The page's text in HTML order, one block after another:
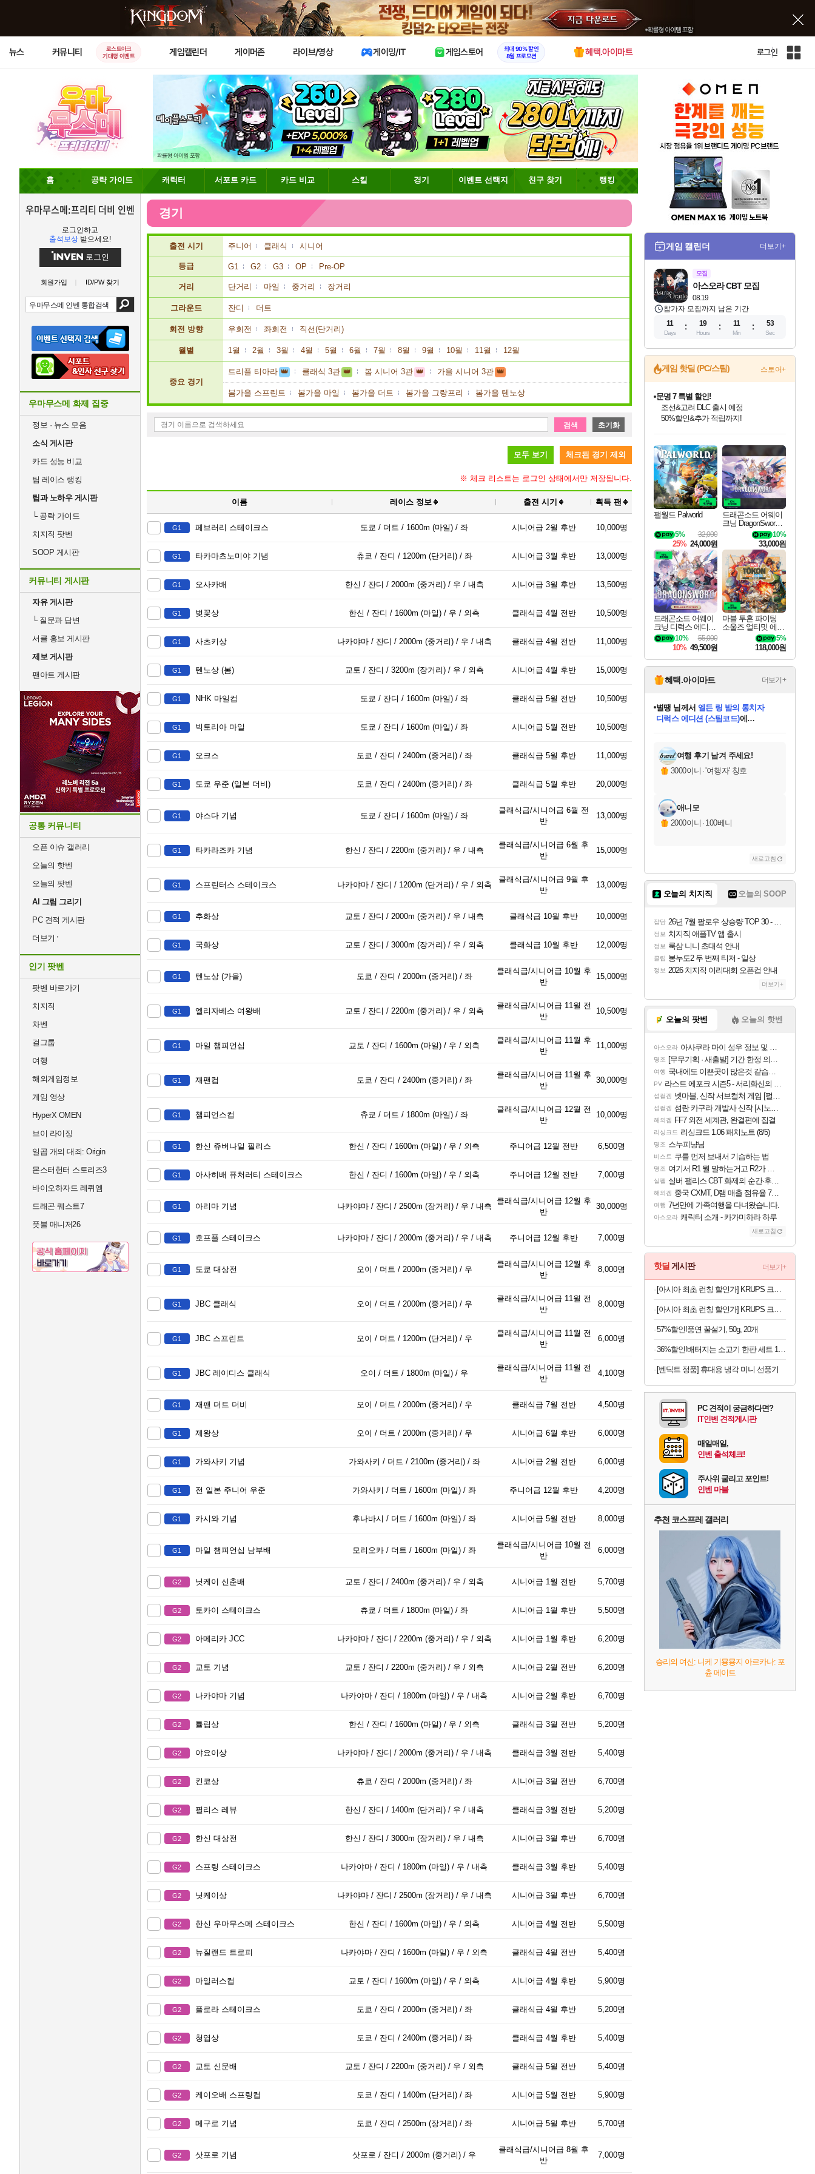
X
뉴스 커뮤니티
로스트아크
기대평 이벤트
게임캘린더 게이머존 라이브/영상 게이밍/IT 게임스토어
최대 90% 할인
8월 프로모션
혜택.아이마트 로그인
인
홈 공략 가이드 캐릭터 서포트 카드 카드 비교 스킬 경기 이벤트 선택지 친구 찾기 랭킹
우마무스메:프리티 더비 인벤
로그인하고
출석보상 받으세요!
로그인
회원가입 ID/PW 찾기
우마무스메 화제 집중
정보 · 뉴스 모음
소식 게시판
카드 성능 비교
팀 레이스 랭킹
팁과 노하우 게시판
└공략 가이드
치지직 팟벤
SOOP 게시판
커뮤니티 게시판
자유 게시판
└질문과 답변
서클 홍보 게시판
제보 게시판
팬아트 게시판
공통 커뮤니티
오픈 이슈 갤러리
오늘의 핫벤
오늘의 팟벤
AI 그림 그리기
PC 견적 게시판
더보기
인기 팟벤
팟벤 바로가기
치지직
차벤
걸그룹
여행
해외게임정보
게임 영상
HyperX OMEN
브이 라이징
일곱 개의 대죄: Origin
몬스터헌터 스토리즈3
바이오하자드 레퀴엠
드래곤 퀘스트7
풋볼 매니저26
경기
출전 시기 주니어 클래식 시니어
등급 G1 G2 G3 OP Pre-OP
거리 단거리 마일 중거리 장거리
그라운드 잔디 더트
회전 방향 우회전 좌회전 직선(단거리)
월별 1월 2월 3월 4월 5월 6월 7월 8월 9월 10월 11월 12월
중요 경기
트리플 티아라 👑 클래식 3관 👑 봄 시니어 3관 👑 가을 시니어 3관 👑
봄가을 스프린트 봄가을 마일 봄가을 더트 봄가을 그랑프리 봄가을 텐노상
검색 초기화
모두 보기 체크된 경기 제외
※ 체크 리스트는 로그인 상태에서만 저장됩니다.
이름 레이스 정보 출전 시기 획득 팬
G1 페브러리 스테이크스 도쿄 / 더트 / 1600m (마일) / 좌 시니어급 2월 후반 10,000명
G1 타카마츠노미야 기념 츄쿄 / 잔디 / 1200m (단거리) / 좌 시니어급 3월 후반 13,000명
G1 오사카배 한신 / 잔디 / 2000m (중거리) / 우 / 내측 시니어급 3월 후반 13,500명
G1 벚꽃상 한신 / 잔디 / 1600m (마일) / 우 / 외측 클래식급 4월 전반 10,500명
G1 사츠키상 나카야마 / 잔디 / 2000m (중거리) / 우 / 내측 클래식급 4월 전반 11,000명
G1 텐노상 (봄) 교토 / 잔디 / 3200m (장거리) / 우 / 외측 시니어급 4월 후반 15,000명
G1 NHK 마일컵 도쿄 / 잔디 / 1600m (마일) / 좌 클래식급 5월 전반 10,500명
G1 빅토리아 마일 도쿄 / 잔디 / 1600m (마일) / 좌 시니어급 5월 전반 10,500명
G1 오크스 도쿄 / 잔디 / 2400m (중거리) / 좌 클래식급 5월 후반 11,000명
G1 도쿄 우준 (일본 더비) 도쿄 / 잔디 / 2400m (중거리) / 좌 클래식급 5월 후반 20,000명
G1 야스다 기념 도쿄 / 잔디 / 1600m (마일) / 좌
클래식급/시니어급 6월 전
반
13,000명
G1 타카라즈카 기념 한신 / 잔디 / 2200m (중거리) / 우 / 내측
클래식급/시니어급 6월 후
반
15,000명
G1 스프린터스 스테이크스 나카야마 / 잔디 / 1200m (단거리) / 우 / 외측
클래식급/시니어급 9월 후
반
13,000명
G1 추화상 교토 / 잔디 / 2000m (중거리) / 우 / 내측 클래식급 10월 후반 10,000명
G1 국화상 교토 / 잔디 / 3000m (장거리) / 우 / 외측 클래식급 10월 후반 12,000명
G1 텐노상 (가을) 도쿄 / 잔디 / 2000m (중거리) / 좌
클래식급/시니어급 10월 후
반
15,000명
G1 엘리자베스 여왕배 교토 / 잔디 / 2200m (중거리) / 우 / 외측
클래식급/시니어급 11월 전
반
10,500명
G1 마일 챔피언십 교토 / 잔디 / 1600m (마일) / 우 / 외측
클래식급/시니어급 11월 후
반
11,000명
G1 재팬컵 도쿄 / 잔디 / 2400m (중거리) / 좌
클래식급/시니어급 11월 후
반
30,000명
G1 챔피언스컵 츄쿄 / 더트 / 1800m (마일) / 좌
클래식급/시니어급 12월 전
반
10,000명
G1 한신 쥬버나일 필리스 한신 / 잔디 / 1600m (마일) / 우 / 외측 주니어급 12월 전반 6,500명
G1 아사히배 퓨처러티 스테이크스 한신 / 잔디 / 1600m (마일) / 우 / 외측 주니어급 12월 전반 7,000명
G1 아리마 기념 나카야마 / 잔디 / 2500m (장거리) / 우 / 내측
클래식급/시니어급 12월 후
반
30,000명
G1 호프풀 스테이크스 나카야마 / 잔디 / 2000m (중거리) / 우 / 내측 주니어급 12월 후반 7,000명
G1 도쿄 대상전 오이 / 더트 / 2000m (중거리) / 우
클래식급/시니어급 12월 후
반
8,000명
G1 JBC 클래식 오이 / 더트 / 2000m (중거리) / 우
클래식급/시니어급 11월 전
반
8,000명
G1 JBC 스프린트 오이 / 더트 / 1200m (단거리) / 우
클래식급/시니어급 11월 전
반
6,000명
G1 JBC 레이디스 클래식 오이 / 더트 / 1800m (마일) / 우
클래식급/시니어급 11월 전
반
4,100명
G1 재팬 더트 더비 오이 / 더트 / 2000m (중거리) / 우 클래식급 7월 전반 4,500명
G1 제왕상 오이 / 더트 / 2000m (중거리) / 우 시니어급 6월 후반 6,000명
G1 가와사키 기념 가와사키 / 더트 / 2100m (중거리) / 좌 시니어급 2월 전반 6,000명
G1 전 일본 주니어 우준 가와사키 / 더트 / 1600m (마일) / 좌 주니어급 12월 후반 4,200명
G1 카시와 기념 후나바시 / 더트 / 1600m (마일) / 좌 시니어급 5월 전반 8,000명
G1 마일 챔피언십 남부배 모리오카 / 더트 / 1600m (마일) / 좌
클래식급/시니어급 10월 전
반
6,000명
G2 닛케이 신춘배 교토 / 잔디 / 2400m (중거리) / 우 / 외측 시니어급 1월 전반 5,700명
G2 토카이 스테이크스 츄쿄 / 더트 / 1800m (마일) / 좌 시니어급 1월 후반 5,500명
G2 아메리카 JCC 나카야마 / 잔디 / 2200m (중거리) / 우 / 외측 시니어급 1월 후반 6,200명
G2 교토 기념 교토 / 잔디 / 2200m (중거리) / 우 / 외측 시니어급 2월 전반 6,200명
G2 나카야마 기념 나카야마 / 잔디 / 1800m (마일) / 우 / 내측 시니어급 2월 후반 6,700명
G2 튤립상 한신 / 잔디 / 1600m (마일) / 우 / 외측 클래식급 3월 전반 5,200명
G2 야요이상 나카야마 / 잔디 / 2000m (중거리) / 우 / 내측 클래식급 3월 전반 5,400명
G2 킨코상 츄쿄 / 잔디 / 2000m (중거리) / 좌 시니어급 3월 전반 6,700명
G2 필리스 레뷰 한신 / 잔디 / 1400m (단거리) / 우 / 내측 클래식급 3월 전반 5,200명
G2 한신 대상전 한신 / 잔디 / 3000m (장거리) / 우 / 내측 시니어급 3월 후반 6,700명
G2 스프링 스테이크스 나카야마 / 잔디 / 1800m (마일) / 우 / 내측 클래식급 3월 후반 5,400명
G2 닛케이상 나카야마 / 잔디 / 2500m (장거리) / 우 / 내측 시니어급 3월 후반 6,700명
G2 한신 우마무스메 스테이크스 한신 / 잔디 / 1600m (마일) / 우 / 외측 시니어급 4월 전반 5,500명
G2 뉴질랜드 트로피 나카야마 / 잔디 / 1600m (마일) / 우 / 외측 클래식급 4월 전반 5,400명
G2 마일러스컵 교토 / 잔디 / 1600m (마일) / 우 / 외측 시니어급 4월 후반 5,900명
G2 플로라 스테이크스 도쿄 / 잔디 / 2000m (중거리) / 좌 클래식급 4월 후반 5,200명
G2 청엽상 도쿄 / 잔디 / 2400m (중거리) / 좌 클래식급 4월 후반 5,400명
G2 교토 신문배 교토 / 잔디 / 2200m (중거리) / 우 / 외측 클래식급 5월 전반 5,400명
G2 케이오배 스프링컵 도쿄 / 잔디 / 1400m (단거리) / 좌 시니어급 5월 전반 5,900명
G2 메구로 기념 도쿄 / 잔디 / 2500m (장거리) / 좌 시니어급 5월 후반 5,700명
G2 삿포로 기념 삿포로 / 잔디 / 2000m (중거리) / 우
클래식급/시니어급 8월 후
반
7,000명
게임 캘린더 더보기+
모집
08.19
아스오라 CBT 모집
참가자 모집까지 남은 기간
11
Days
19
Hours
11
Min
52
Sec
게임 핫딜 (PC/스팀) 스토어+
최대 90% 할인가를 만나보세요!
네이버혜택과 함께 만나보세요!
문명 7 특별 할인!
조선&고려 DLC 출시 예정
마블 투혼 파이팅 소울즈 정식출시!
마블 히어로 총 출동&화려한 격투!
네이버 포인트 혜택까지!
이니&베니 혜택까지!
네이버 혜택가와 함께 예약하세요!
할인&네이버혜택으로 만나보세요!
네이버페이 혜택과 만나보세요!
40주년 프로모션으로 만나보세요!
할인가에 만나보세요!
일부 에디션 상시 할인!
혜택으로 예약 판매 중
편안하게 충전하세요
팰월드 Palworld
32,000
5%
25% 24,000원
드래곤소드 어웨이
크닝 DragonSword A
10%
33,000원
드래곤소드 어웨이
크닝 디럭스 에디션
DragonSword Awake
ning Deluxe Edition
55,000
10%
10% 49,500원
마블 투혼 파이팅
소울즈 얼티밋 에디
션 MARVEL Tokon
Fighting Souls Ultima
5%
118,000원
혜택.아이마트 더보기+
교환.
당첨되셨습니다.
니코 님께서 (본편포함) 데이브 더
다이버 인 더 정글 번들 (스팀코드)
당첨되셨습니다.
당첨되셨습니다.
당첨되셨습니다.
당첨되셨습니다.
당첨되셨습니다.
에디션 (스팀코드) 를 교환.
당첨되셨습니다.
여행 후기 남겨 주세요!
3000이니 ·'여행자' 칭호
애니모
2000이니 · 100베니
새로고침
오늘의 치지직 오늘의 SOOP
잡담 26년 7월 팔로우 상승량 TOP 30 - 월간 치지직
정보 치지직 애플TV 앱 출시
정보 룩삼 니니 초대석 안내
클립 봉누도2 두 번째 티저 - 일상
정보 2026 치지직 이리대회 오픈컵 안내
더보기+
오늘의 팟벤 오늘의 핫벤
아스오라 아사쿠라 마이 성우 정보 및 주요 필모
명조 [무무기획 · 새출발] 기간 한정 의뢰 이벤트
여행 국내에도 이쁜곳이 많은것 같습니다
PV 라스트 에포크 시즌5 - 서리화신의 분노 티저
섭컬겜 넷마블, 신작 서브컬쳐 게임 [펄 인 블루] 티저 사이트 오픈
섭컬겜 섬란 카구라 개발사 신작 [시노비 넥서스] 연내 출시 예정
해외겜 FF7 외전 세계관, 완결편에 집결
리싱크드 리싱크드 1.06 패치노트 (8/5)
명조 스누피냥님
비스트 쿠를 먼저 보내서 기습하는 법
명조 여기서 R1 뭘 말하는거고 R2가 뭘말하는걸까요?
실팰 실버 팰리스 CBT 화제의 순간·후기 모음
해외겜 중국 CXMT, D램 매출 점유율 7%…글로벌 4위로 부상
여행 7년만에 가족여행을 다녀왔습니다.
아스오라 캐릭터 소개 - 카가미하라 하루
새로고침
핫딜 게시판 더보기+
[아시아 최초 런칭 할인가] KRUPS 크룹스 초슬림 전자동 커피머신 SA403BK0
[아시아 최초 런칭 할인가] KRUPS 크룹스 초슬림 전자동 커피머신 SA4028K0
57%할인!풍연 꿀설기, 50g, 20개
36%할인!배터지는 소고기 한판 세트 1.2kg, 1세트
[벤딕트 정품] 휴대용 냉각 미니 선풍기
PC 견적이 궁금하다면?
IT인벤 견적게시판
매일매일,
인벤 출석체크!
주사위 굴리고 포인트!
인벤 마블
추천 코스프레 갤러리
승리의 여신: 니케 기묭묭지 아르카나: 포
츈 메이트